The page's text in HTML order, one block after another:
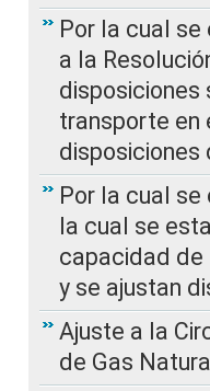
Por la cual se
a la
disposiciones
transporte en
disposiciones
Por la cual se
la cual se
capacidad de
y se ajustan
Ajuste a la
de Gas